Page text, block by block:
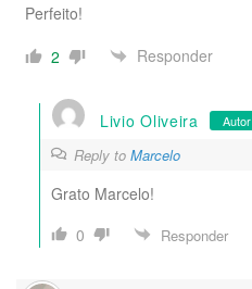
Perfeito!
2
Responder
Livio Oliveira Autor
Reply to Marcelo
Grato Marcelo!
0
Responder